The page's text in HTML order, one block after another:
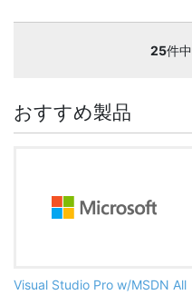
25件中
おすすめ製品
Visual Studio Pro w/MSDN All